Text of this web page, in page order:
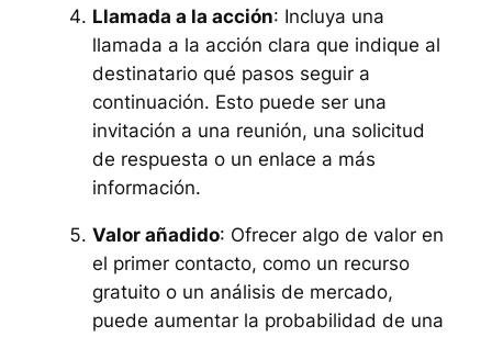
Llamada a la acción: Incluya una
llamada a la acción clara que indique al
destinatario qué pasos seguir a
continuación. Esto puede ser una
invitación a una reunión, una solicitud
de respuesta o un enlace a más
información.
Valor añadido: Ofrecer algo de valor en
el primer contacto, como un recurso
gratuito o un análisis de mercado,
puede aumentar la probabilidad de una